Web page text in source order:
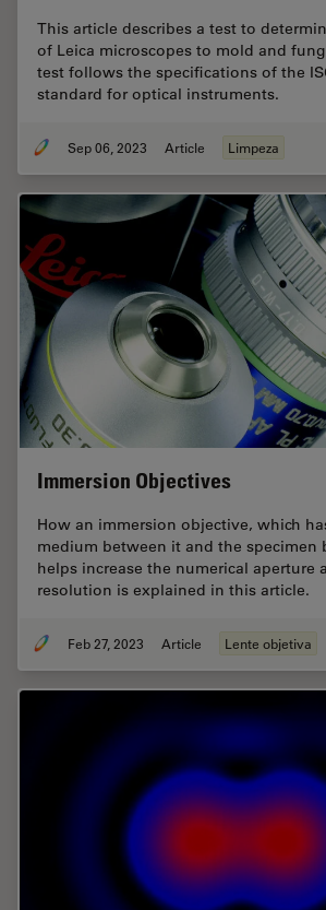
This article describes a test to
of Leica microscopes to mold and
test follows the specifications of the
standard for optical instruments.
Sep 06, 2023 Article Limpeza
Immersion Objectives
How an immersion objective, which
medium between it and the specimen
helps increase the numerical aperture
resolution is explained in this article.
Feb 27, 2023 Article Lente objetiva